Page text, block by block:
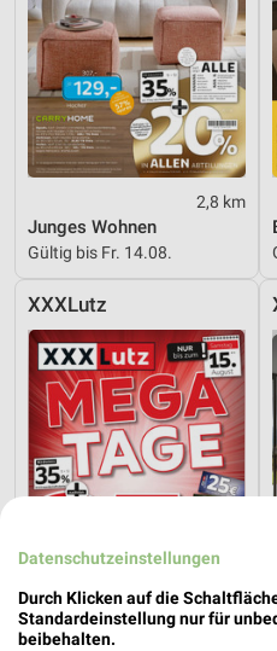
2,8 km
Junges Wohnen
Gültig bis Fr. 14.08.
XXXLutz
Datenschutzeinstellungen
Durch Klicken auf die
Standardeinstellung nur für
beibehalten.